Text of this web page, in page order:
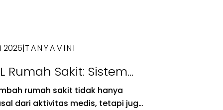
2026|TANYAVINI
Rumah Sakit: Sistem
Air Limbah
Penting untuk
rumah sakit tidak hanya
dari aktivitas medis, tetapi juga